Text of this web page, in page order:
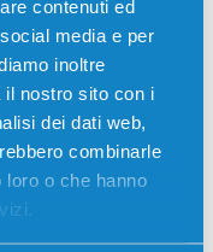
contenuti ed
media e per
inoltre
il nostro sito con i
dei dati web,
combinarle
o che hanno
prodotto per
T-FC50EY
Toshiba E-